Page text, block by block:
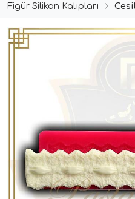
Figür Silikon Kalıpları Cesil